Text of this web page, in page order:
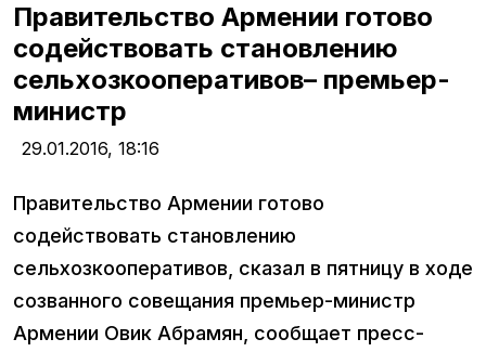
Правительство Армении готово
содействовать становлению
сельхозкооперативов– премьер-
министр
29.01.2016, 18:16
Правительство Армении готово
содействовать становлению
сельхозкооперативов, сказал в пятницу в ходе
созванного совещания премьер-министр
Армении Овик Абрамян, сообщает пресс-